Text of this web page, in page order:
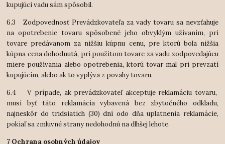
kupujúci vadu sám spôsobil.
6.3 Zodpovednosť Prevádzkovateľa za vady tovaru sa nevzťahuje
na opotrebenie tovaru spôsobené jeho obvyklým užívaním, pri
tovare predávanom za nižšiu kúpnu cenu, pre ktorú bola nižšia
kúpna cena dohodnutá, pri použitom tovare za vadu zodpovedajúcu
miere používania alebo opotrebenia, ktorú tovar mal pri prevzatí
kupujúcim, alebo ak to vyplýva z povahy tovaru.
6.4 V prípade, ak prevádzkovateľ akceptuje reklamáciu tovaru,
musí byť táto reklamácia vybavená bez zbytočného odkladu,
najneskôr do tridsiatich (30) dní odo dňa uplatnenia reklamácie,
pokiaľ sa zmluvné strany nedohodnú na dlhšej lehote.
7 Ochrana osobných údajov